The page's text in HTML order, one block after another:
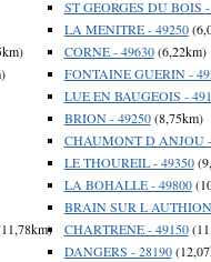
ST GEORGES DU BOIS
LA MENITRE - 49250
CORNE - 49630(6,22km)
FONTAINE GUERIN -
LUE EN BAUGEOIS -
BRION - 49250(8,75km)
CHAUMONT D ANJOU
LE THOUREIL - 49350
LA BOHALLE - 49800
BRAIN SUR L
CHARTRENE - 49150
DANGERS - 28190